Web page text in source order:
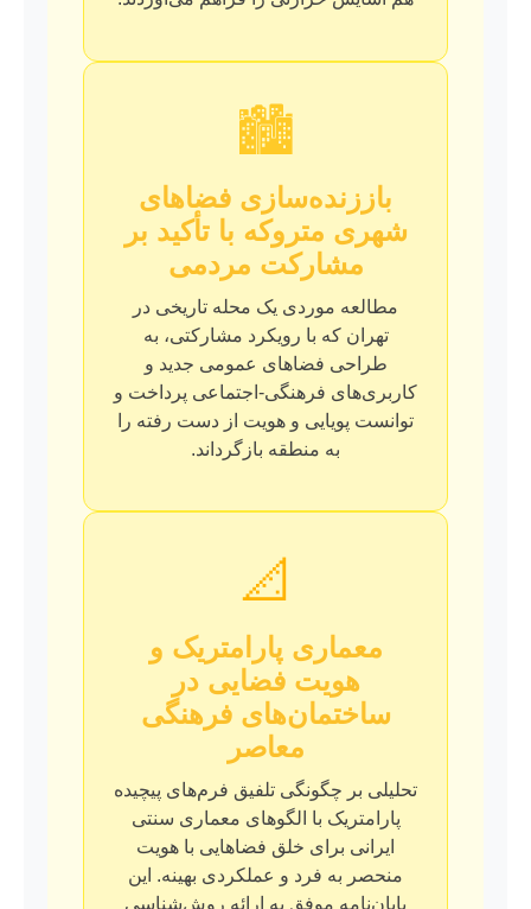
🏙️
باززنده‌سازی فضاهای
شهری متروکه با تأکید بر
مشارکت مردمی
مطالعه موردی یک محله تاریخی در
تهران که با رویکرد مشارکتی، به
طراحی فضاهای عمومی جدید و
کاربری‌های فرهنگی-اجتماعی پرداخت و
توانست پویایی و هویت از دست رفته را
به منطقه بازگرداند.
📐
معماری پارامتریک و
هویت فضایی در
ساختمان‌های فرهنگی
معاصر
تحلیلی بر چگونگی تلفیق فرم‌های پیچیده
پارامتریک با الگوهای معماری سنتی
ایرانی برای خلق فضاهایی با هویت
منحصر به فرد و عملکردی بهینه. این
پایان‌نامه موفق به ارائه روش‌شناسی